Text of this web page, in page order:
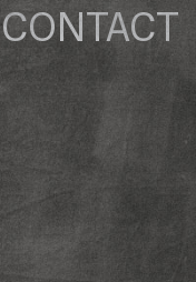
CONTACT